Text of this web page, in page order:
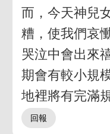
而，今天神兒
糟，使我們哀
哭泣中會出來
期會有較小規
地裡將有完滿